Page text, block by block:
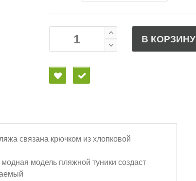
В КОРЗИНУ
связана крючком из хлопковой
модель пляжной туники создаст